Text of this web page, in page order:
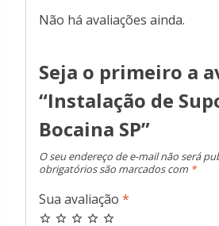
Não há avaliações ainda.
Seja o primeiro a
“Instalação de
Bocaina SP”
O seu endereço de e-mail não será
obrigatórios são marcados com *
Sua avaliação *